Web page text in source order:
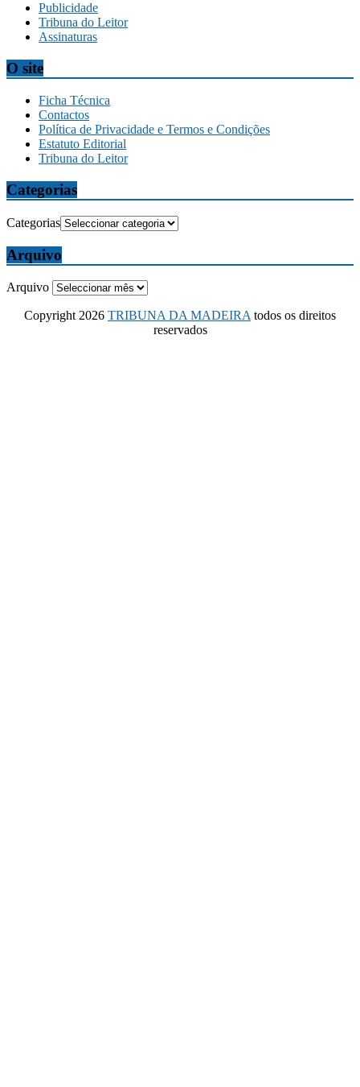
Publicidade
Tribuna do Leitor
Assinaturas
O site
Ficha Técnica
Contactos
Política de Privacidade e Termos e Condições
Estatuto Editorial
Tribuna do Leitor
Categorias
Categorias
Arquivo
Arquivo
Copyright 2026 TRIBUNA DA MADEIRA todos os direitos
reservados